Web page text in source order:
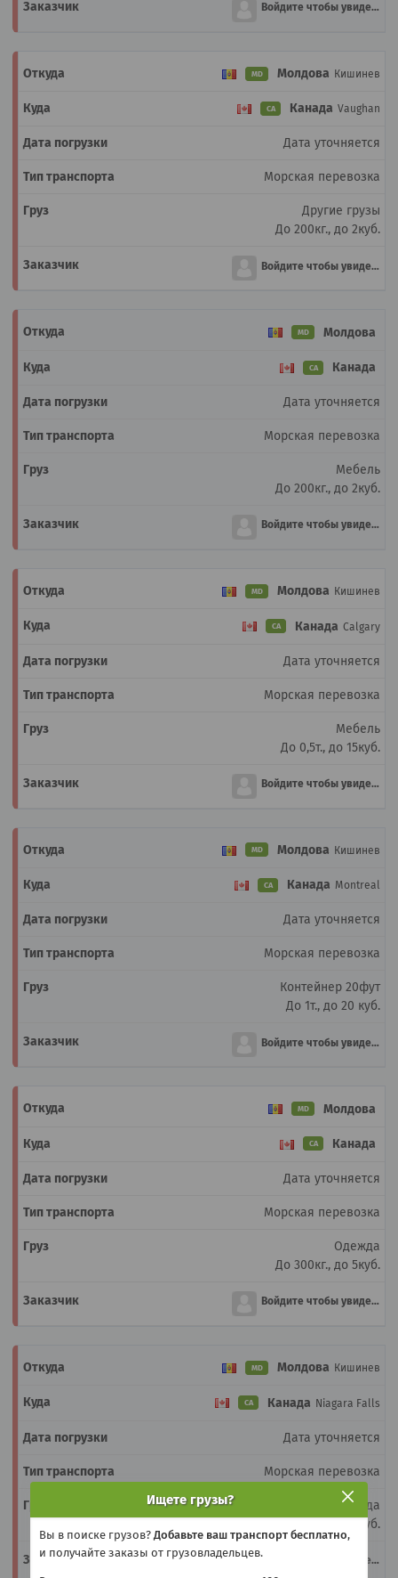
Войдите чтобы увидеть
MD Молдова Кишинев
CA Канада Vaughan
Дата уточняется
Морская перевозка
Другие грузы
До 200кг., до 2куб.
Войдите чтобы увидеть
MD Молдова
CA Канада
Дата уточняется
Морская перевозка
Мебель
До 200кг., до 2куб.
Войдите чтобы увидеть
MD Молдова Кишинев
CA Канада Calgary
Дата уточняется
Морская перевозка
Мебель
До 0,5т., до 15куб.
Войдите чтобы увидеть
MD Молдова Кишинев
CA Канада Montreal
Дата уточняется
Морская перевозка
Контейнер 20фут
До 1т., до 20 куб.
Войдите чтобы увидеть
MD Молдова
CA Канада
Дата уточняется
Морская перевозка
Одежда
До 300кг., до 5куб.
Войдите чтобы увидеть
MD Молдова Кишинев
CA Канада Niagara Falls
Дата уточняется
Морская перевозка
Одежда
До 300кг., до 5куб.
Войдите чтобы увидеть
Ищете грузы?
Вы в поиске грузов?Добавьте ваш транспорт бесплатно,
и получайте заказы от грузовладельцев.